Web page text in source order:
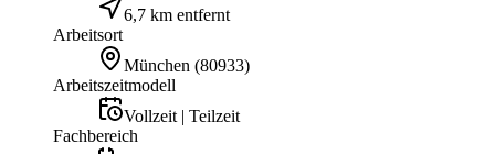
6,7 km entfernt
Arbeitsort
München (80933)
Arbeitszeitmodell
Vollzeit | Teilzeit
Fachbereich